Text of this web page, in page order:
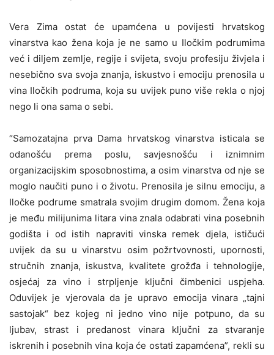
Vera Zima ostat će upamćena u povijesti hrvatskog
vinarstva kao žena koja je ne samo u Iločkim podrumima
već i diljem zemlje, regije i svijeta, svoju profesiju živjela i
nesebično sva svoja znanja, iskustvo i emociju prenosila u
vina Iločkih podruma, koja su uvijek puno više rekla o njoj
nego li ona sama o sebi.
“Samozatajna prva Dama hrvatskog vinarstva isticala se
odanošću prema poslu, savjesnošću i iznimnim
organizacijskim sposobnostima, a osim vinarstva od nje se
moglo naučiti puno i o životu. Prenosila je silnu emociju, a
Iločke podrume smatrala svojim drugim domom. Žena koja
je među milijunima litara vina znala odabrati vina posebnih
godišta i od istih napraviti vinska remek djela, ističući
uvijek da su u vinarstvu osim požrtvovnosti, upornosti,
stručnih znanja, iskustva, kvalitete grožđa i tehnologije,
osjećaj za vino i strpljenje ključni čimbenici uspjeha.
Oduvijek je vjerovala da je upravo emocija vinara „tajni
sastojak“ bez kojeg ni jedno vino nije potpuno, da su
ljubav, strast i predanost vinara ključni za stvaranje
iskrenih i posebnih vina koja će ostati zapamćena”, rekli su